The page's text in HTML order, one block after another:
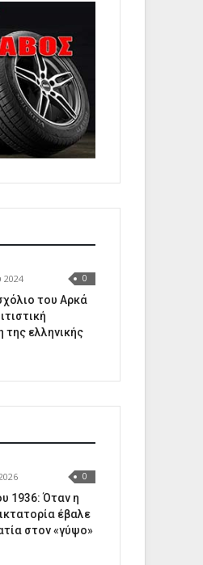
2024 0
του Αρκά
της ελληνικής
0
1936: Όταν η
έβαλε
στον «γύψο»